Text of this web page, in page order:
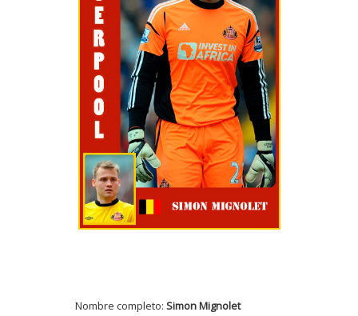
Nombre completo: Simon Mignolet